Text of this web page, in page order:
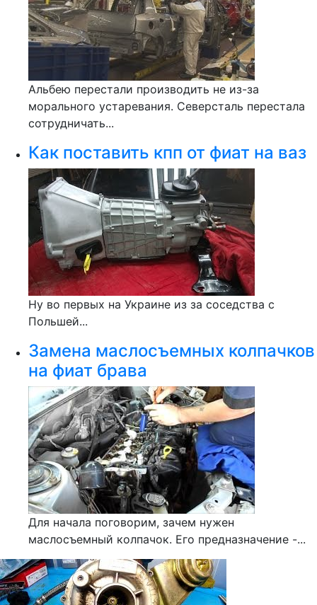
Альбею перестали производить не из-за
морального устаревания. Северсталь перестала
сотрудничать...
Как поставить кпп от фиат на ваз
Ну во первых на Украине из за соседства с
Польшей...
Замена маслосъемных колпачков
на фиат брава
Для начала поговорим, зачем нужен
маслосъемный колпачок. Его предназначение -...